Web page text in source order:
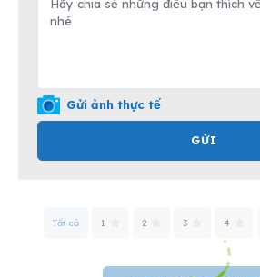
Gửi ảnh thực tế
GỬI
Tất cả 1 2 3 4